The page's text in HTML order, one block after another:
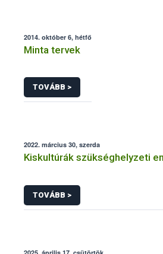
2014. október 6, hétfő
Minta tervek
TOVÁBB >
2022. március 30, szerda
Kiskultúrák szükséghelyzeti
TOVÁBB >